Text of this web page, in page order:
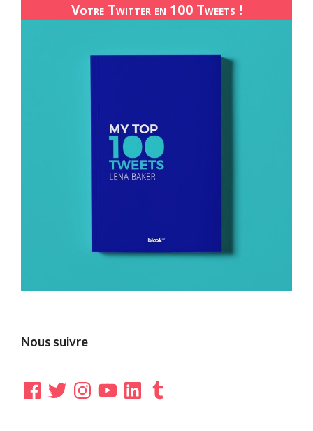
Votre Twitter en 100 Tweets !
Nous suivre
Facebook
TwitterInstagramYouTubeLinkedInTumblr